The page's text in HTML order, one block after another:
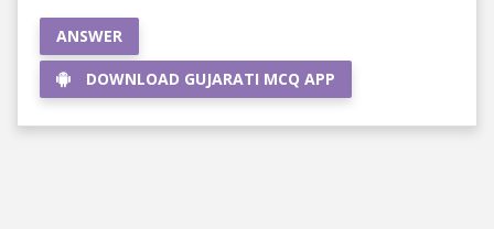
ANSWER
DOWNLOAD GUJARATI MCQ APP